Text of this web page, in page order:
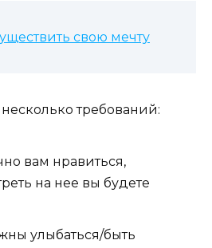
свою мечту
требований:
вам нравиться,
на нее вы будете
улыбаться/быть